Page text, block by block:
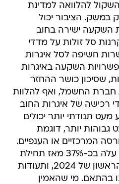
להלוואה למדינת
במשק. הציבור יכול
השקעה ישירה בחוב
סל זולות על מדדי
חשיפה לסל איגרות
השקעה באיגרות
שסיכון כושר ההחזר
חברת החשמל, ואף להלוות
רכישה של איגרות החוב
תנודתי יותר יכולים
גבוהות יותר, דוגמת
המרכזיים או הענפיים.
כך לדוגמה מדד ת"א 35 עלה בכ-37% מאז תחילת
2019 ועד לסוף הרבעון הראשון של 2024, ותעודות
בהתאם. מי שהאמין